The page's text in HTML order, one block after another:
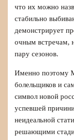
что их можно
стабильно
демонстрирует
очным встречам,
пару сезонов.
Именно поэтому
болельщиков и
символ новой
успевшей
неидеальной
решающими